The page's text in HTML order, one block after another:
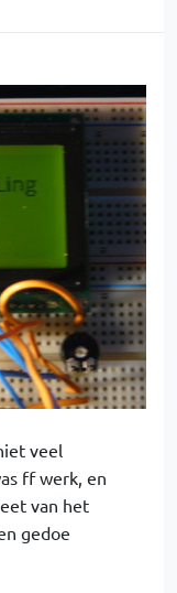
veel
ff werk, en
van het
gedoe